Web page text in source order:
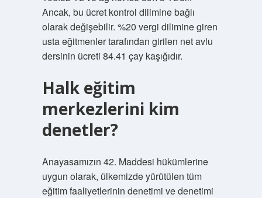
Ancak, bu ücret kontrol dilimine bağlı
olarak değişebilir. %20 vergi dilimine giren
usta eğitmenler tarafından girilen net avlu
dersinin ücreti 84.41 çay kaşığıdır.
Halk eğitim
merkezlerini kim
denetler?
Anayasamızın 42. Maddesi hükümlerine
uygun olarak, ülkemizde yürütülen tüm
eğitim faaliyetlerinin denetimi ve denetimi